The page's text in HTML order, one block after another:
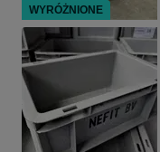
WYRÓŻNIONE